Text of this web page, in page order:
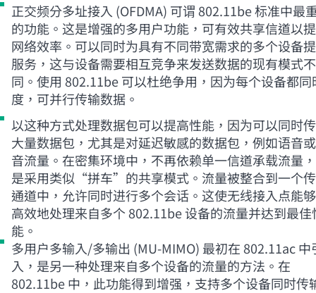
正交频分多址接入 (OFDMA) 可谓 802.11be 标准中最
的功能。这是增强的多用户功能，可有效共享信道以
网络效率。可以同时为具有不同带宽需求的多个设备
服务，这与设备需要相互竞争来发送数据的现有模式不
同。使用 802.11be 可以杜绝争用，因为每个设备都同
度，可并行传输数据。
以这种方式处理数据包可以提高性能，因为可以同时
大量数据包，尤其是对延迟敏感的数据包，例如语音
音流量。在密集环境中，不再依赖单一信道承载流量
是采用类似“拼车”的共享模式。流量被整合到一个
通道中，允许同时进行多个会话。这使无线接入点能
高效地处理来自多个 802.11be 设备的流量并达到最佳
能。
多用户多输入/多输出 (MU-MIMO) 最初在 802.11ac 中
入，是另一种处理来自多个设备的流量的方法。在
802.11be 中，此功能得到增强，支持多个设备同时传